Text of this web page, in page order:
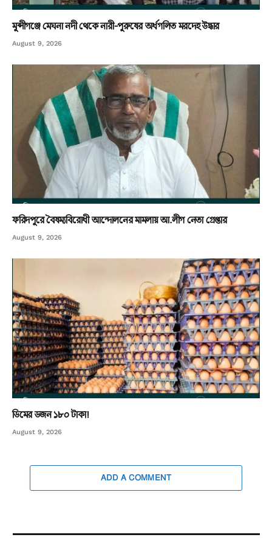
মুন্সীগঞ্জে মেঘনা নদী থেকে নারী-পুরুষের অর্ধগলিত মরদেহ উদ্ধার
August 9, 2026
ফরিদপুরে বৈষম্যবিরোধী আন্দোলনের মামলায় আ.লীগ নেতা গ্রেপ্তার
August 9, 2026
ডিমের ডজন ১৮০ টাকা!
August 9, 2026
ADD A COMMENT